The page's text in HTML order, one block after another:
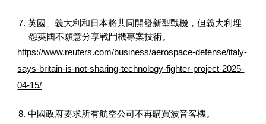
7. 英國、義大利和日本將共同開發新型戰機，但義大利埋
怨英國不願意分享戰鬥機專案技術。
https://www.reuters.com/business/aerospace-defense/italy-
says-britain-is-not-sharing-technology-fighter-project-2025-
04-15/
8. 中國政府要求所有航空公司不再購買波音客機。